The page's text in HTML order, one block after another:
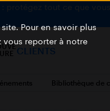
Pour en savoir plus
vous reporter à notre
protégez tout ce que
CLIENTS
Bibliothèque de